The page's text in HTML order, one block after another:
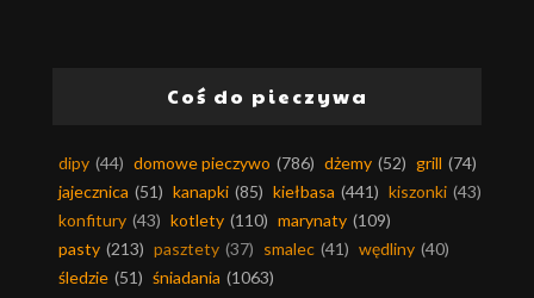
Coś do pieczywa
dipy (44) domowe pieczywo (786) dżemy (52) grill (74)
jajecznica (51) kanapki (85) kiełbasa (441) kiszonki (43)
konfitury (43) kotlety (110) marynaty (109)
pasty (213) pasztety (37) smalec (41) wędliny (40)
śledzie (51) śniadania (1063)